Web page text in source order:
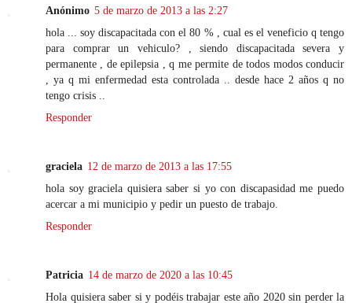
Anónimo 5 de marzo de 2013 a las 2:27
hola ... soy discapacitada con el 80 % , cual es el veneficio q tengo
para comprar un vehiculo? , siendo discapacitada severa y
permanente , de epilepsia , q me permite de todos modos conducir
, ya q mi enfermedad esta controlada .. desde hace 2 años q no
tengo crisis ..
Responder
graciela 12 de marzo de 2013 a las 17:55
hola soy graciela quisiera saber si yo con discapasidad me puedo
acercar a mi municipio y pedir un puesto de trabajo.
Responder
Patricia 14 de marzo de 2020 a las 10:45
Hola quisiera saber si y podéis trabajar este año 2020 sin perder la